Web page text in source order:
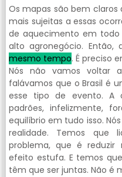
Os mapas são bem
mais sujeitas a essas
de aquecimento em
alto agronegócio. Então,
mesmo tempo. É preciso
Nós não vamos voltar
falávamos que o Brasil é
esse tipo de evento. A
padrões, infelizmente,
equilíbrio em tudo isso.
realidade. Temos que
problema, que é reduzir
efeito estufa. E temos
têm que ser juntas. Não é